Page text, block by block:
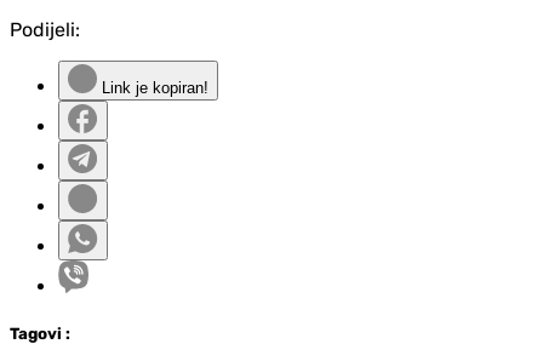
Podijeli:
Link je kopiran!
Tagovi :